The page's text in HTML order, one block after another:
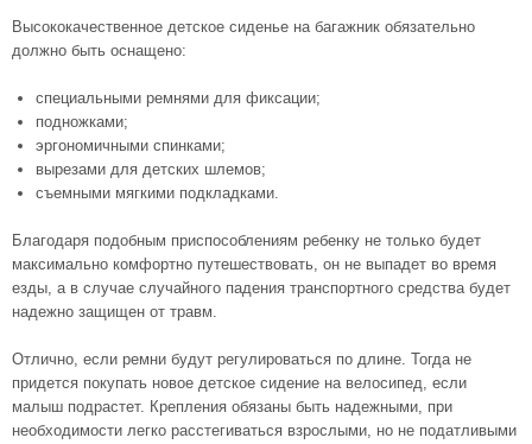
Высококачественное детское сиденье на багажник обязательно
должно быть оснащено:
специальными ремнями для фиксации;
подножками;
эргономичными спинками;
вырезами для детских шлемов;
съемными мягкими подкладками.
Благодаря подобным приспособлениям ребенку не только будет
максимально комфортно путешествовать, он не выпадет во время
езды, а в случае случайного падения транспортного средства будет
надежно защищен от травм.
Отлично, если ремни будут регулироваться по длине. Тогда не
придется покупать новое детское сидение на велосипед, если
малыш подрастет. Крепления обязаны быть надежными, при
необходимости легко расстегиваться взрослыми, но не податливыми